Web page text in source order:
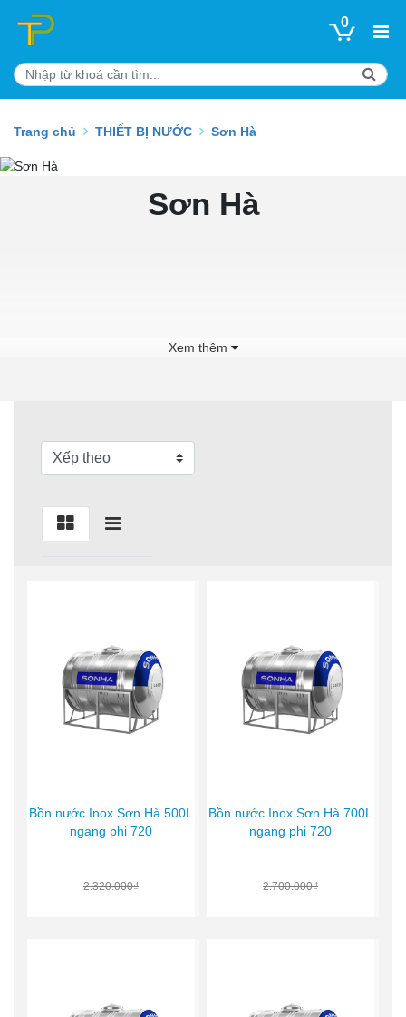
0
Trang chủ THIẾT BỊ NƯỚC Sơn Hà
Sơn Hà
Xem thêm
Bồn nước Inox Sơn Hà 500L
ngang phi 720
2.320.000₫
Bồn nước Inox Sơn Hà 700L
ngang phi 720
2.700.000₫